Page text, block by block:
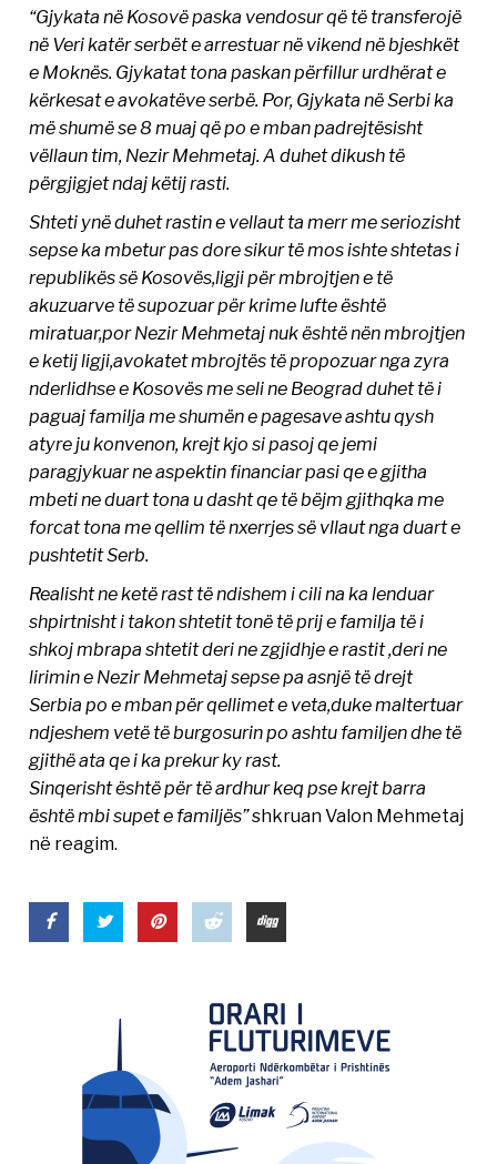
“Gjykata në Kosovë paska vendosur që të transferojë
në Veri katër serbët e arrestuar në vikend në bjeshkët
e Moknës. Gjykatat tona paskan përfillur urdhërat e
kërkesat e avokatëve serbë. Por, Gjykata në Serbi ka
më shumë se 8 muaj që po e mban padrejtësisht
vëllaun tim, Nezir Mehmetaj. A duhet dikush të
përgjigjet ndaj këtij rasti.
Shteti ynë duhet rastin e vellaut ta merr me seriozisht
sepse ka mbetur pas dore sikur të mos ishte shtetas i
republikës së Kosovës,ligji për mbrojtjen e të
akuzuarve të supozuar për krime lufte është
miratuar,por Nezir Mehmetaj nuk është nën mbrojtjen
e ketij ligji,avokatet mbrojtës të propozuar nga zyra
nderlidhse e Kosovës me seli ne Beograd duhet të i
paguaj familja me shumën e pagesave ashtu qysh
atyre ju konvenon, krejt kjo si pasoj qe jemi
paragjykuar ne aspektin financiar pasi qe e gjitha
mbeti ne duart tona u dasht qe të bëjm gjithqka me
forcat tona me qellim të nxerrjes së vllaut nga duart e
pushtetit Serb.
Realisht ne ketë rast të ndishem i cili na ka lenduar
shpirtnisht i takon shtetit tonë të prij e familja të i
shkoj mbrapa shtetit deri ne zgjidhje e rastit ,deri ne
lirimin e Nezir Mehmetaj sepse pa asnjë të drejt
Serbia po e mban për qellimet e veta,duke maltertuar
ndjeshem vetë të burgosurin po ashtu familjen dhe të
gjithë ata qe i ka prekur ky rast.
Sinqerisht është për të ardhur keq pse krejt barra
është mbi supet e familjës”shkruan Valon Mehmetaj
në reagim.